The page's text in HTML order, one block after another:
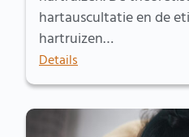
hartauscultatie en de
hartruizen…
Details